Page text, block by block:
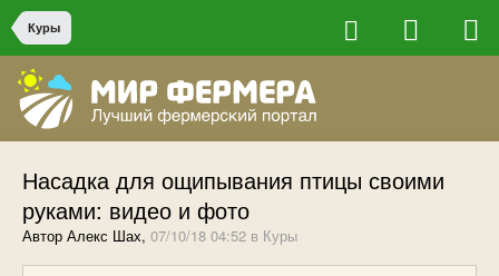
Куры
Насадка для ощипывания птицы своими
руками: видео и фото
Автор Алекс Шах, 07/10/18 04:52 в Куры